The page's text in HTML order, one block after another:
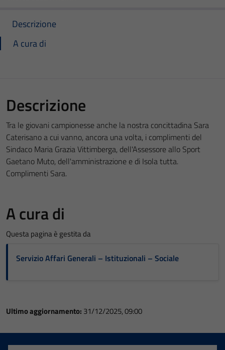
Descrizione
A cura di
Descrizione
Tra le giovani campionesse anche la nostra concittadina Sara
Caterisano a cui vanno, ancora una volta, i complimenti del
Sindaco Maria Grazia Vittimberga, dell'Assessore allo Sport
Gaetano Muto, dell'amministrazione e di Isola tutta.
Complimenti Sara.
A cura di
Questa pagina è gestita da
Servizio Affari Generali – Istituzionali – Sociale
Ultimo aggiornamento: 31/12/2025, 09:00